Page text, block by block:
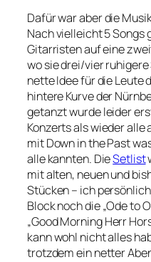
Dafür war aber die
Nach vielleicht 5 Songs
Gitarristen auf eine
wo sie drei/vier
nette Idee für die Leute
hintere Kurve der
getanzt wurde leider
Konzerts als wieder alle
mit Down in the Past
alle kannten. DieSetlist
mit alten, neuen und
Stücken – ich
Block noch die „Ode to
„Good Morning Herr
kann wohl nicht alles
trotzdem ein netter